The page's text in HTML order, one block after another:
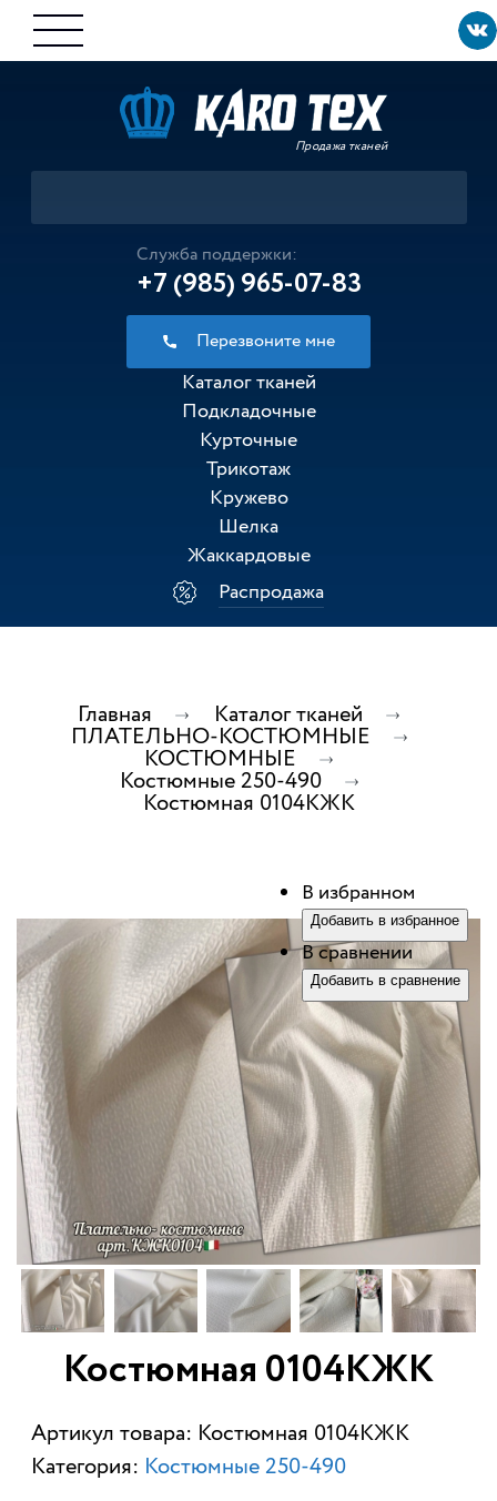
Продажа тканей
Служба поддержки:
+7 (985) 965-07-83
Перезвоните мне
Каталог тканей
Подкладочные
Курточные
Трикотаж
Кружево
Шелка
Жаккардовые
Распродажа
Главная Каталог тканей
ПЛАТЕЛЬНО-КОСТЮМНЫЕ
КОСТЮМНЫЕ
Костюмные 250-490
Костюмная 0104КЖК
Костюмная 0104КЖК
Артикул товара: Костюмная 0104КЖК
Категория: Костюмные 250-490
В избранном
Добавить в избранное
В сравнении
Добавить в сравнение